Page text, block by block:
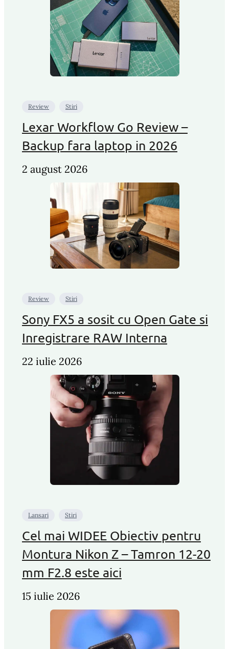
Review Stiri
Lexar Workflow Go Review –
Backup fara laptop in 2026
2 august 2026
Review Stiri
Sony FX5 a sosit cu Open Gate si
Inregistrare RAW Interna
22 iulie 2026
Lansari Stiri
Cel mai WIDEE Obiectiv pentru
Montura Nikon Z – Tamron 12-20
mm F2.8 este aici
15 iulie 2026